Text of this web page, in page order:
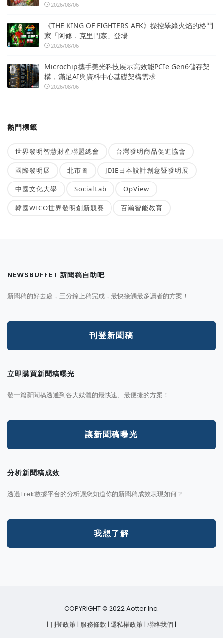
2026/08/06
《THE KING OF FIGHTERS AFK》操控翠綠火焰的格鬥
家「阿修．克里門森」登場
2026/08/06
Microchip攜手美光科技展示高效能PCIe Gen6儲存架
構，滿足AI與資料中心基礎架構需求
2026/08/06
熱門標籤
世界發明智慧財產聯盟總會 台灣發明商品促進協會
國際發明展 北市圖 JDIE日本設計創意暨發明展
中國文化大學 SocialLab OpView
韓國WICO世界發明創新競賽 百瀚智能教育
NEWSBUFFET 新聞稿自助吧
新聞稿的好去處，三分鐘上稿完成，最快接觸最多讀者的方案！
刊登新聞稿
立即購買新聞稿曝光
發一篇新聞稿透通到各大媒體的最快速、最便捷的方案！
讓新聞稿曝光
分析新聞稿成效
透過Trek數據平台的分析讓您知道你的新聞稿成效表現如何？
我想了解
COPYRIGHT © 2022 Aotter Inc.
| 刊登政策| 服務條款| 隱私權政策| 聯絡我們 |